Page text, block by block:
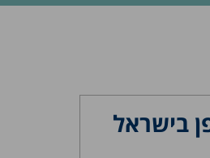
בישראל